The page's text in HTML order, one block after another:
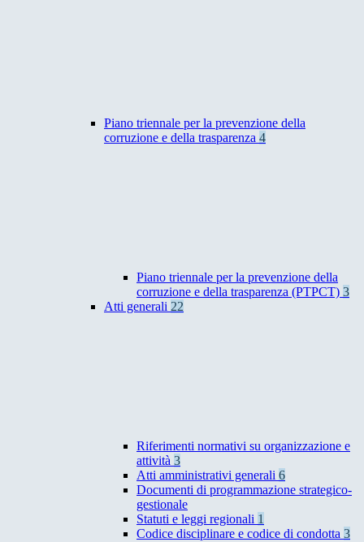
Piano triennale per la prevenzione della
corruzione e della trasparenza 4
Piano triennale per la prevenzione della
corruzione e della trasparenza (PTPCT) 3
Atti generali 22
Riferimenti normativi su organizzazione e
attività 3
Atti amministrativi generali 6
Documenti di programmazione strategico-
gestionale
Statuti e leggi regionali 1
Codice disciplinare e codice di condotta 3